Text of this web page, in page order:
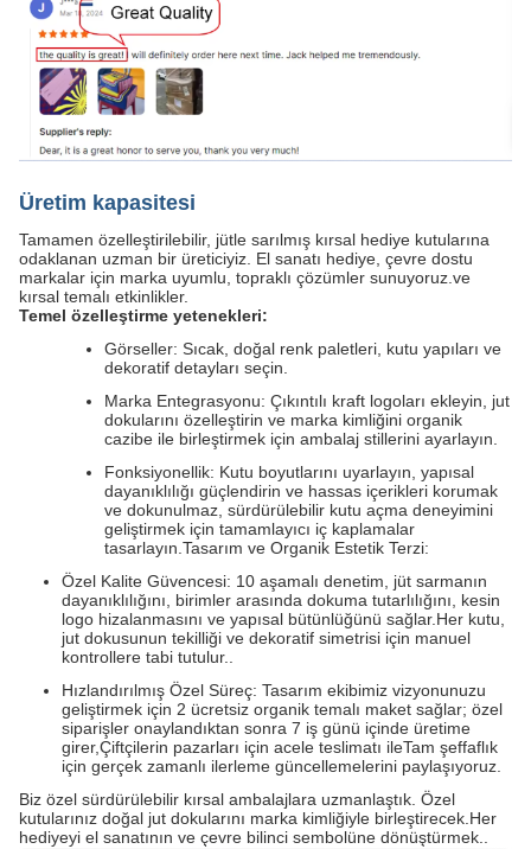
Üretim kapasitesi
Tamamen özelleştirilebilir, jütle sarılmış kırsal hediye kutularına
odaklanan uzman bir üreticiyiz. El sanatı hediye, çevre dostu
markalar için marka uyumlu, topraklı çözümler sunuyoruz.ve
kırsal temalı etkinlikler.
Temel özelleştirme yetenekleri:
Görseller: Sıcak, doğal renk paletleri, kutu yapıları ve
dekoratif detayları seçin.
Marka Entegrasyonu: Çıkıntılı kraft logoları ekleyin, jut
dokularını özelleştirin ve marka kimliğini organik
cazibe ile birleştirmek için ambalaj stillerini ayarlayın.
Fonksiyonellik: Kutu boyutlarını uyarlayın, yapısal
dayanıklılığı güçlendirin ve hassas içerikleri korumak
ve dokunulmaz, sürdürülebilir kutu açma deneyimini
geliştirmek için tamamlayıcı iç kaplamalar
tasarlayın.Tasarım ve Organik Estetik Terzi:
Özel Kalite Güvencesi: 10 aşamalı denetim, jüt sarmanın
dayanıklılığını, birimler arasında dokuma tutarlılığını, kesin
logo hizalanmasını ve yapısal bütünlüğünü sağlar.Her kutu,
jut dokusunun tekilliği ve dekoratif simetrisi için manuel
kontrollere tabi tutulur..
Hızlandırılmış Özel Süreç: Tasarım ekibimiz vizyonunuzu
geliştirmek için 2 ücretsiz organik temalı maket sağlar; özel
siparişler onaylandıktan sonra 7 iş günü içinde üretime
girer,Çiftçilerin pazarları için acele teslimatı ileTam şeffaflık
için gerçek zamanlı ilerleme güncellemelerini paylaşıyoruz.
Biz özel sürdürülebilir kırsal ambalajlara uzmanlaştık. Özel
kutularınız doğal jut dokularını marka kimliğiyle birleştirecek.Her
hediyeyi el sanatının ve çevre bilinci sembolüne dönüştürmek..